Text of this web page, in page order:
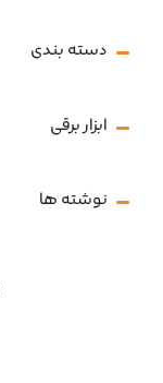
دسته بندی
ابزار برقی
نوشته ها